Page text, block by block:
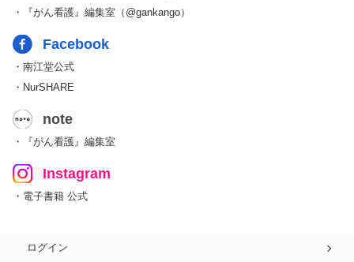
・『がん看護』編集室（@gankango）
Facebook
・南江堂公式
・NurSHARE
note
・『がん看護』編集室
Instagram
・電子書籍 公式
ログイン